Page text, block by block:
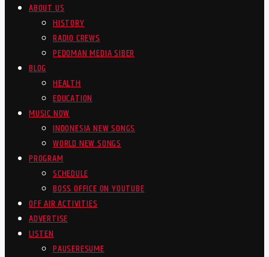
ABOUT US
HISTORY
RADIO CREWS
PEDOMAN MEDIA SIBER
BLOG
HEALTH
EDUCATION
MUSIC NOW
INDONESIA NEW SONGS
WORLD NEW SONGS
PROGRAM
SCHEDULE
BOSS OFFICE ON YOUTUBE
OFF AIR ACTIVITIES
ADVERTISE
LISTEN
PAUSERESUME